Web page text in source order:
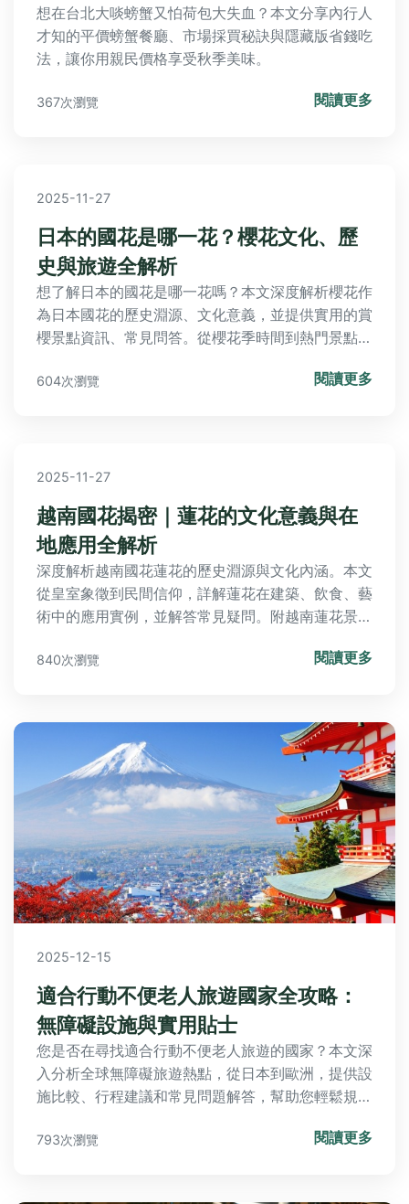
想在台北大啖螃蟹又怕荷包大失血？本文分享內行人
才知的平價螃蟹餐廳、市場採買秘訣與隱藏版省錢吃
法，讓你用親民價格享受秋季美味。
367次瀏覽 閱讀更多
2025-11-27
日本的國花是哪一花？櫻花文化、歷
史與旅遊全解析
想了解日本的國花是哪一花嗎？本文深度解析櫻花作
為日本國花的歷史淵源、文化意義，並提供實用的賞
櫻景點資訊、常見問答。從櫻花季時間到熱門景點門
與旅遊攻略。
604次瀏覽 閱讀更多
2025-11-27
越南國花揭密｜蓮花的文化意義與在
地應用全解析
深度解析越南國花蓮花的歷史淵源與文化內涵。本文
從皇室象徵到民間信仰，詳解蓮花在建築、飲食、藝
術中的應用實例，並解答常見疑問。附越南蓮花景點
840次瀏覽 閱讀更多
2025-12-15
適合行動不便老人旅遊國家全攻略：
無障礙設施與實用貼士
您是否在尋找適合行動不便老人旅遊的國家？本文深
入分析全球無障礙旅遊熱點，從日本到歐洲，提供設
施比較、行程建議和常見問題解答，幫助您輕鬆規劃
793次瀏覽 閱讀更多